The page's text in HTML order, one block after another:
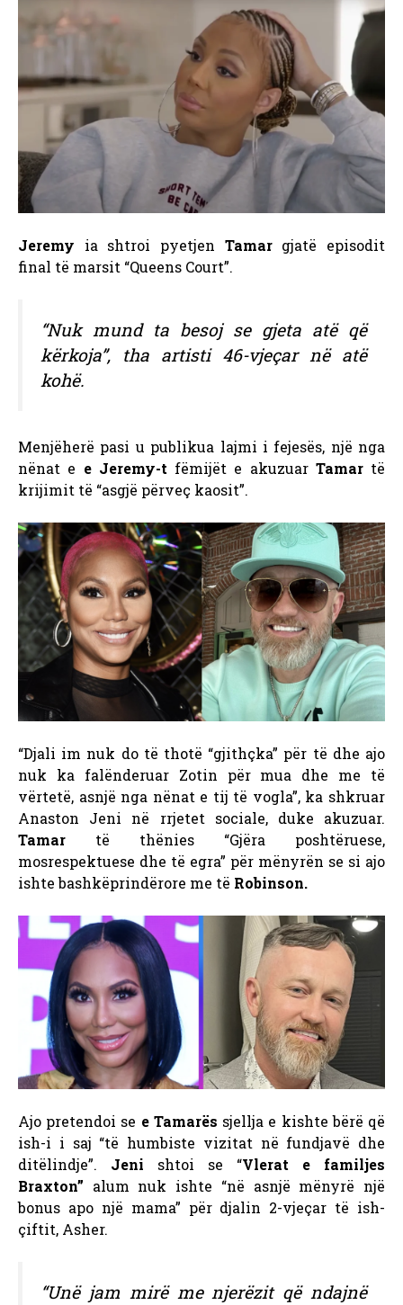
Jeremy ia shtroi pyetjen Tamar gjatë episodit
final të marsit “Queens Court”.
“Nuk mund ta besoj se gjeta atë që
kërkoja”, tha artisti 46-vjeçar në atë
kohë.
Menjëherë pasi u publikua lajmi i fejesës, një nga
nënat e e Jeremy-tfëmijët e akuzuarTamartë
krijimit të “asgjë përveç kaosit”.
“Djali im nuk do të thotë “gjithçka” për të dhe ajo
nuk ka falënderuar Zotin për mua dhe me të
vërtetë, asnjë nga nënat e tij të vogla”, ka shkruar
Anaston Jeni në rrjetet sociale, duke akuzuar.
Tamar të thënies
“Gjëra poshtëruese,
mosrespektuese dhe të egra” për mënyrën se si ajo
ishte bashkëprindërore me të Robinson.
Ajo pretendoi se e Tamarës sjellja e kishte bërë që
ish-i i saj “të humbiste vizitat në fundjavë dhe
ditëlindje”. Jeni shtoi se “Vlerat e familjes
Braxton” alum nuk ishte “në asnjë mënyrë një
bonus apo një mama” për djalin 2-vjeçar të ish-
çiftit, Asher.
“Unë jam mirë me njerëzit që ndajnë